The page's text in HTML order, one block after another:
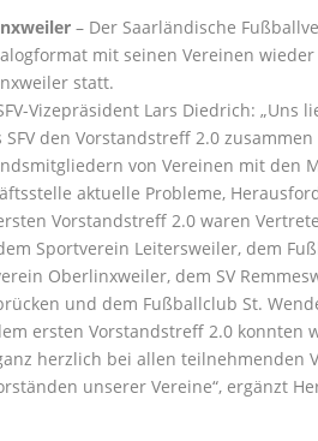
– Der Saarländische
mit seinen Vereinen
statt.
Vizepräsident Lars Diedrich:
SFV den Vorstandstreff 2.0
von Vereinen mit den
aktuelle Probleme,
Vorstandstreff 2.0 waren
Sportverein Leitersweiler, dem
Oberlinxweiler, dem SV
und dem Fußballclub St.
ersten Vorstandstreff 2.0
herzlich bei allen teilnehmenden
unserer Vereine“, ergänzt